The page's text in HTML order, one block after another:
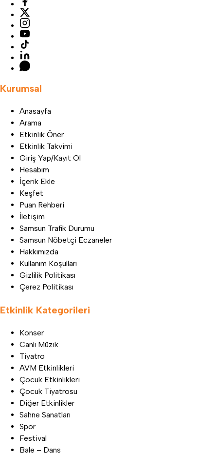
Kurumsal
Anasayfa
Arama
Etkinlik Öner
Etkinlik Takvimi
Giriş Yap/Kayıt Ol
Hesabım
İçerik Ekle
Keşfet
Puan Rehberi
İletişim
Samsun Trafik Durumu
Samsun Nöbetçi Eczaneler
Hakkımızda
Kullanım Koşulları
Gizlilik Politikası
Çerez Politikası
Etkinlik Kategorileri
Konser
Canlı Müzik
Tiyatro
AVM Etkinlikleri
Çocuk Etkinlikleri
Çocuk Tiyatrosu
Diğer Etkinlikler
Sahne Sanatları
Spor
Festival
Bale – Dans